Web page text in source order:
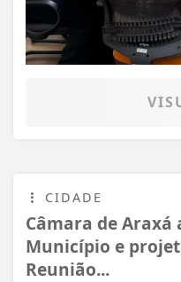
CIDADE
Câmara de
Município e
Reunião...